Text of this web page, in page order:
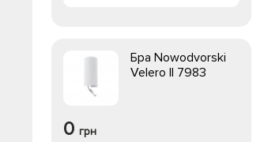
Бра Nowodvorski
Velero II 7983
0 грн